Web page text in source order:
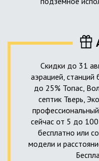
Скидки до 31
аэрацией, станций
до 25% Топас,
септик Тверь,
сейчас от 5 до
бесплатно или
модели и